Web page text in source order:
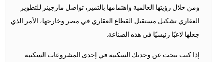
ومن خلال رؤيتها العالمية واهتمامها بالتميز، تواصل مارجينز للتطوير
العقاري تشكيل مستقبل القطاع العقاري في مصر وخارجها، الأمر الذي
جعلها لاعبًا رئيسيًا في هذه الصناعة.
إذا كنت تبحث عن وحدتك السكنية في إحدى المشروعات السكنية